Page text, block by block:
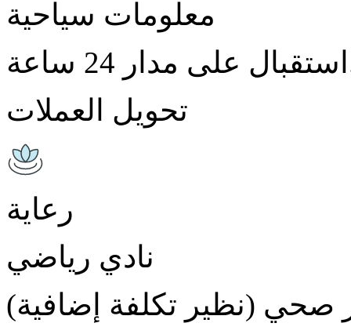
معلومات سياحية
تحويل العملات
رعاية
نادي رياضي
صحي (نظير تكلفة إضافية)